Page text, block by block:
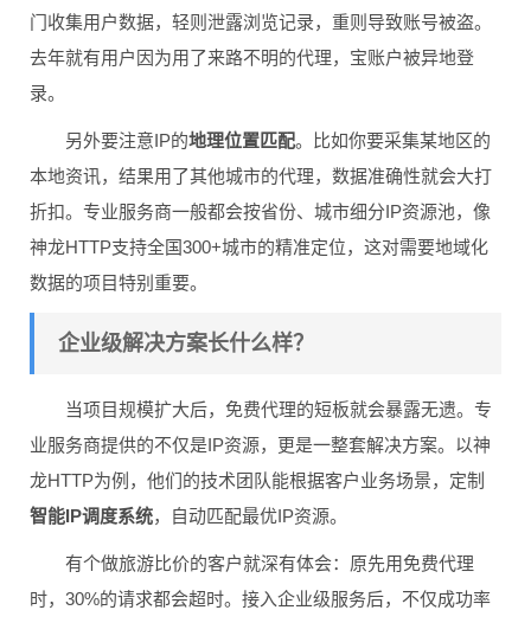
门收集用户数据，轻则泄露浏览记录，重则导致账号被盗。
去年就有用户因为用了来路不明的代理，宝账户被异地登
录。
另外要注意IP的地理位置匹配。比如你要采集某地区的
本地资讯，结果用了其他城市的代理，数据准确性就会大打
折扣。专业服务商一般都会按省份、城市细分IP资源池，像
神龙HTTP支持全国300+城市的精准定位，这对需要地域化
数据的项目特别重要。
企业级解决方案长什么样？
当项目规模扩大后，免费代理的短板就会暴露无遗。专
业服务商提供的不仅是IP资源，更是一整套解决方案。以神
龙HTTP为例，他们的技术团队能根据客户业务场景，定制
智能IP调度系统，自动匹配最优IP资源。
有个做旅游比价的客户就深有体会：原先用免费代理
时，30%的请求都会超时。接入企业级服务后，不仅成功率